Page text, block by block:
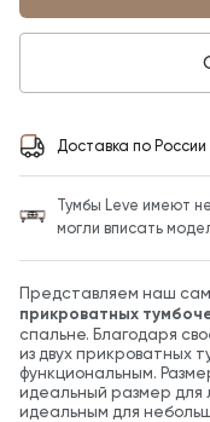
Доставка по
Тумбы Leve имеют
могли вписать
Представляем наш
прикроватных
спальне. Благодаря
из двух прикроватных
функциональным.
идеальный размер для
идеальным для